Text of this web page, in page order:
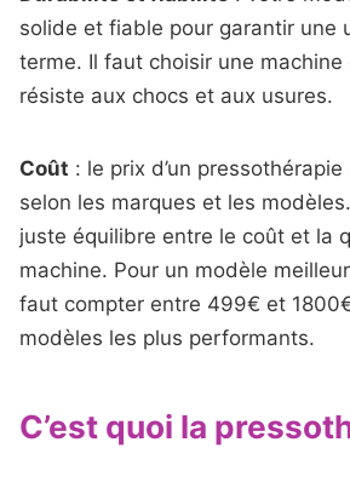
solide et fiable pour garantir une
terme. Il faut choisir une machine
résiste aux chocs et aux usures.
Coût : le prix d’un
selon les marques et les
juste équilibre entre le coût et la
machine. Pour un modèle
faut compter entre 499€ et
modèles les plus performants.
C’est quoi la